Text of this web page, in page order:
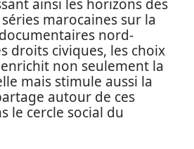
ainsi les horizons des
marocaines sur la
nord-
droits civiques, les choix
non seulement la
mais stimule aussi la
autour de ces
le cercle social du